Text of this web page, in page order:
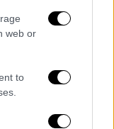
web or
to
με
και
γυρίζουν